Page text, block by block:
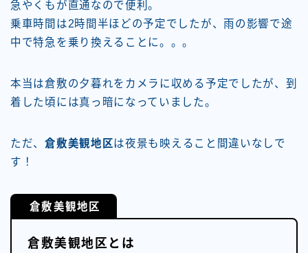
急やくもが直通なので便利。
乗車時間は2時間半ほどの予定でしたが、雨の影響で途
中で特急を乗り換えることに。。。
本当は倉敷の夕暮れをカメラに収める予定でしたが、到
着した頃には真っ暗になっていました。
ただ、倉敷美観地区は夜景も映えること間違いなしで
す！
倉敷美観地区
倉敷美観地区とは